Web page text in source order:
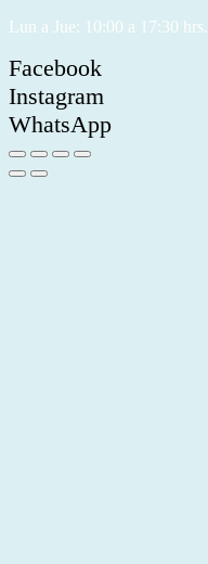
Lun a Jue: 10:00 a 17:30 hrs.
Facebook
Instagram
WhatsApp